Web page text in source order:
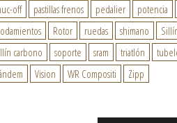
off
pastillas frenos pedalier potencia
Rotor ruedas shimano
carbono
soporte sram triatlón
Vision WR Compositi Zipp